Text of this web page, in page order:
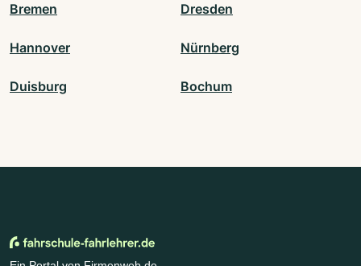
Bremen Dresden
Hannover Nürnberg
Duisburg Bochum